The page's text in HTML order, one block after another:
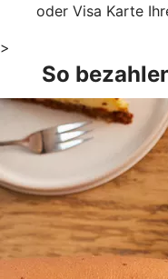
oder Visa Karte
>
So